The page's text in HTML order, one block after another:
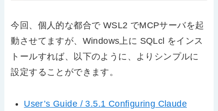
今回、個人的な都合で WSL2 でMCPサーバを起
動させてますが、Windows上に SQLcl をインス
トールすれば、以下のように、よりシンプルに
設定することができます。
User’s Guide / 3.5.1 Configuring Claude